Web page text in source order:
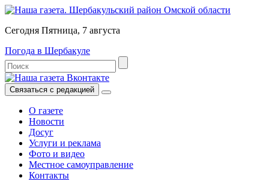
Сегодня Пятница, 7 августа
Погода в Шербакуле
Связаться с редакцией
О газете
Новости
Досуг
Услуги и реклама
Фото и видео
Местное самоуправление
Контакты